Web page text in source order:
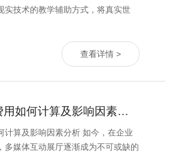
实技术的教学辅助方式，将真实世
查看详情 >
多媒体互动展厅费用如何计算及影响因素分析
计算及影响因素分析 如今，在企业
多媒体互动展厅逐渐成为不可或缺的